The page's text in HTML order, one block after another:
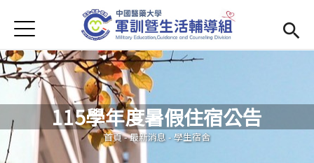
首頁
學務處首頁(link is external)
Open submenu (單位簡介)
單位簡介
最新消息
Open submenu (生活輔導)
生活輔導
Jump to Navigation
Jump to Main content
115學年度暑假住宿公告
您在這裡
首頁-最新消息-學生宿舍